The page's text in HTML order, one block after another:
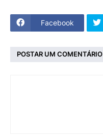
Facebook
POSTAR UM COMENTÁRIO